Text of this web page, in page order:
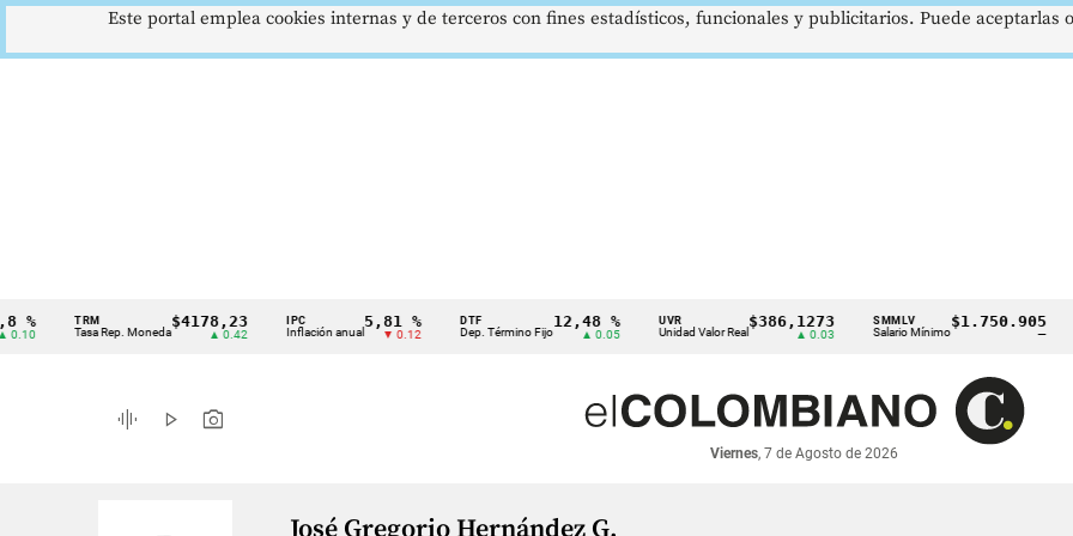
Cintillo
indicadores
económicos
TRM
Tasa Rep. Moneda
$4178,23
▲ 0.42 Inflación anual
5,81 %
▼ 0.12 Dep. Término Fijo
12,48 %
▲ 0.05
UVR
Unidad Valor Real
$386,1273
▲ 0.03
SMMLV
Salario Mínimo
$1.750.905
graphic_eq play_arrow photo_camera
Viernes, 7 de Agosto de 2026
José Gregorio Hernández G.
Este portal emplea cookies internas y de terceros con fines estadísticos, funcionales y publicitarios. Puede aceptarlas